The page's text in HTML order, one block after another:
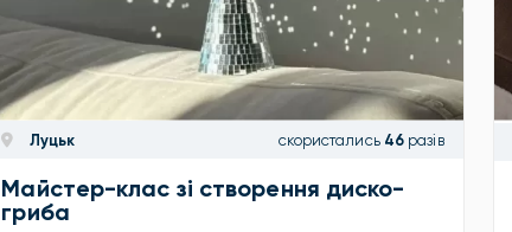
Луцьк скористались 46 разів
Майстер-клас зі створення диско-
гриба